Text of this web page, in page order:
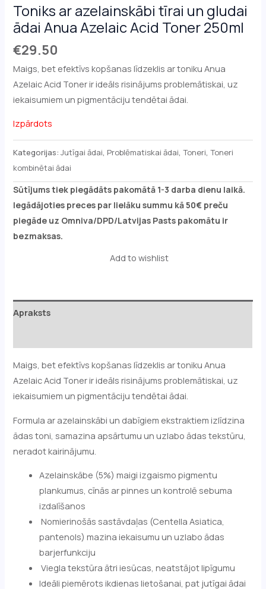
Toniks ar azelainskābi tīrai un gludai
ādai Anua Azelaic Acid Toner 250ml
€29.50
Maigs, bet efektīvs kopšanas līdzeklis ar toniku Anua
Azelaic Acid Toner ir ideāls risinājums problemātiskai, uz
iekaisumiem un pigmentāciju tendētai ādai.
Izpārdots
Kategorijas:Jutīgai ādai Problēmatiskai ādai ,Toneri ,Toneri
kombinētai ādai
Sūtījums tiek piegādāts pakomātā 1-3 darba dienu laikā.
Iegādājoties preces par lielāku summu kā 50€ preču
piegāde uz Omniva/DPD/Latvijas Pasts pakomātu ir
bezmaksas.
Add to wishlist
Apraksts
Maigs, bet efektīvs kopšanas līdzeklis ar toniku Anua
Azelaic Acid Toner ir ideāls risinājums problemātiskai, uz
iekaisumiem un pigmentāciju tendētai ādai.
Formula ar azelainskābi un dabīgiem ekstraktiem izlīdzina
ādas toni, samazina apsārtumu un uzlabo ādas tekstūru,
neradot kairinājumu.
Azelainskābe (5%) maigi izgaismo pigmentu
plankumus, cīnās ar pinnes un kontrolē sebuma
izdalīšanos
Nomierinošās sastāvdaļas (Centella Asiatica,
pantenols) mazina iekaisumu un uzlabo ādas
barjerfunkciju
Viegla tekstūra ātri iesūcas, neatstājot lipīgumu
Ideāli piemērots ikdienas lietošanai, pat jutīgai ādai